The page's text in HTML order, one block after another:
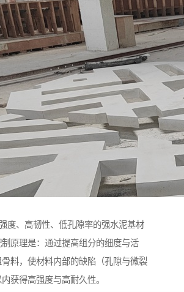
度、高韧性、低孔隙率的强水泥基材
原理是：通过提高组分的细度与活
料，使材料内部的缺陷（孔隙与微裂
获得高强度与高耐久性。